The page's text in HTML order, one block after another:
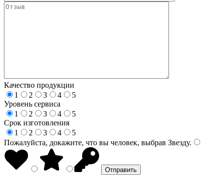
Качество продукции
1
2 3 4
5
Уровень сервиса
1
2 3 4
5
Срок изготовления
1
2 3 4
5
Пожалуйста, докажите, что вы человек, выбрав Звезду.